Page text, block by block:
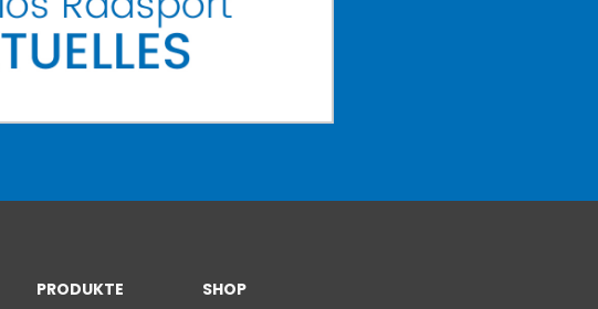
PRODUKTE
SHOP